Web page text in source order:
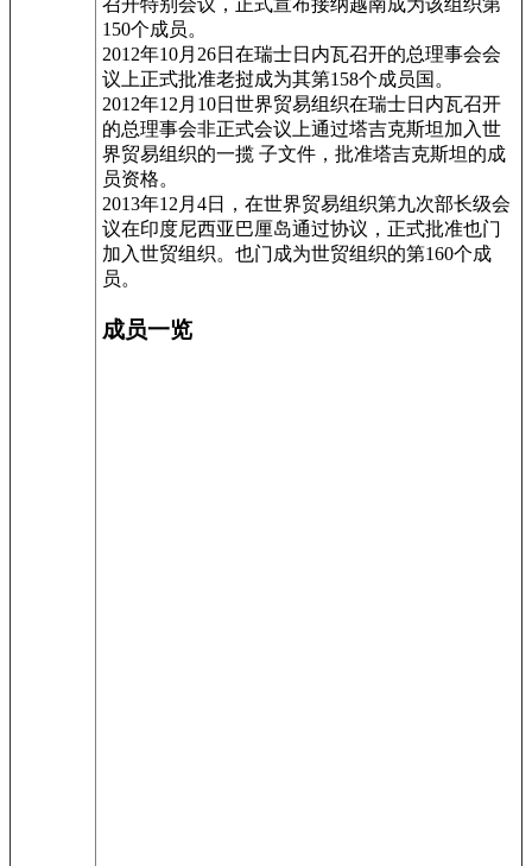
150个成员。
2012年10月26日在瑞士日内瓦召开的总理事会会
议上正式批准老挝成为其第158个成员国。
2012年12月10日世界贸易组织在瑞士日内瓦召开
的总理事会非正式会议上通过塔吉克斯坦加入世
界贸易组织的一揽 子文件，批准塔吉克斯坦的成
员资格。
2013年12月4日，在世界贸易组织第九次部长级会
议在印度尼西亚巴厘岛通过协议，正式批准也门
加入世贸组织。也门成为世贸组织的第160个成
员。
成员一览